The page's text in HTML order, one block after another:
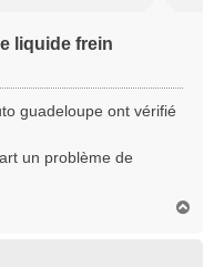
liquide frein
guadeloupe ont vérifié
un problème de